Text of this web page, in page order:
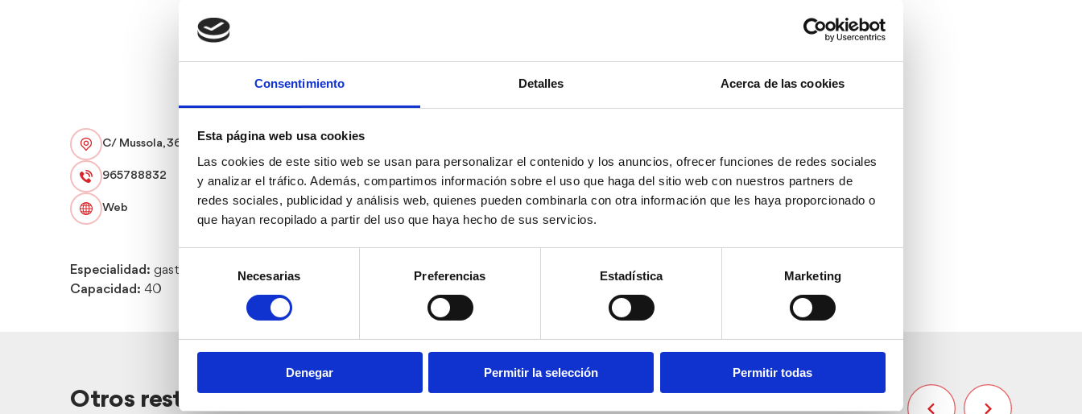
Consentimiento Detalles Acerca de las cookies
Esta página web usa cookies
Las cookies de este sitio web se usan para personalizar el contenido y los anuncios, ofrecer funciones de redes sociales
y analizar el tráfico. Además, compartimos información sobre el uso que haga del sitio web con nuestros partners de
redes sociales, publicidad y análisis web, quienes pueden combinarla con otra información que les haya proporcionado o
que hayan recopilado a partir del uso que haya hecho de sus servicios.
de
consentimiento
Necesarias Preferencias Estadística Marketing
Denegar Permitir la selección Permitir todas
C/ Mussola, 36
965788832
Web
Especialidad: gastronomía mediterránea
Capacidad: 40
Otros restaurantes cercanos